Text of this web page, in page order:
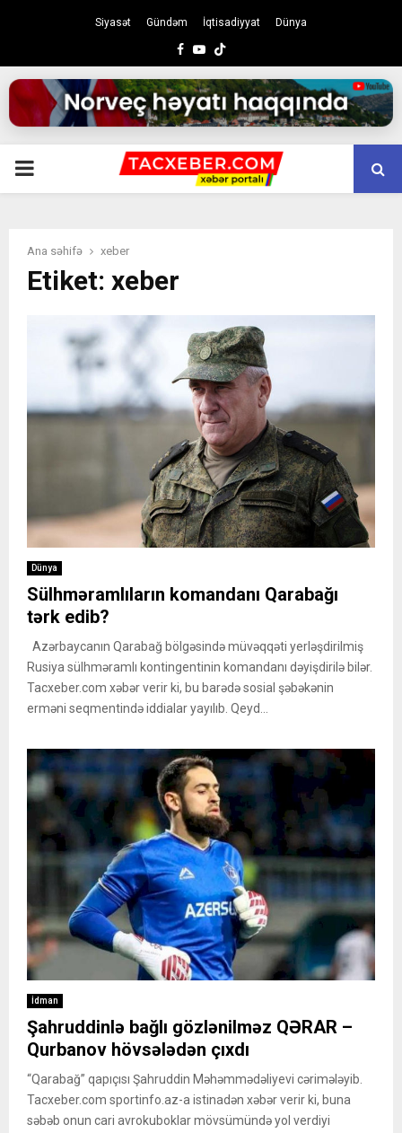
Siyasət Gündəm İqtisadiyyat Dünya
Facebook
Youtube
PRIMARY
Ana səhifə xeber
Etiket: xeber
Dünya
Sülhməramlıların komandanı Qarabağı
tərk edib?
Azərbaycanın Qarabağ bölgəsində müvəqqəti yerləşdirilmiş
Rusiya sülhməramlı kontingentinin komandanı dəyişdirilə bilər.
Tacxeber.com xəbər verir ki, bu barədə sosial şəbəkənin
erməni seqmentində iddialar yayılıb. Qeyd...
İdman
Şahruddinlə bağlı gözlənilməz QƏRAR –
Qurbanov hövsələdən çıxdı
“Qarabağ” qapıçısı Şahruddin Məhəmmədəliyevi cərimələyib.
Tacxeber.com sportinfo.az-a istinadən xəbər verir ki, buna
səbəb onun cari avrokuboklar mövsümündə yol verdiyi